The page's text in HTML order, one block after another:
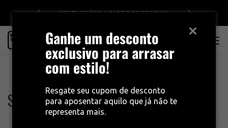
Ganhe um desconto
exclusivo para arrasar
com estilo!
Resgate seu cupom de desconto
para aposentar aquilo que já não te
representa mais.
R$499 FRETE GRÁTIS A PARTIR DE R$399,00
SE NÃO FOR ESTILOSO, NEM USO - MASCULINO
Se não for estiloso, nem uso - masculino